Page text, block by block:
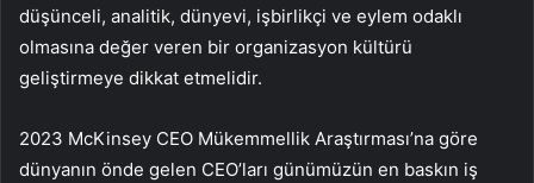
düşünceli, analitik, dünyevi, işbirlikçi ve eylem odaklı
olmasına değer veren bir organizasyon kültürü
geliştirmeye dikkat etmelidir.
2023 McKinsey CEO Mükemmellik Araştırması’na göre
dünyanın önde gelen CEO’ları günümüzün en baskın iş